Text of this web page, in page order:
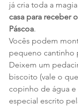
já cria toda a
casa para receber
Páscoa.
Vocês podem
pequeno cantinho
Deixem um
biscoito (vale o
copinho de água
especial escrito